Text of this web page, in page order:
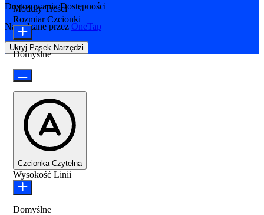
Dostosowania Dostępności
Napędzane przez OneTap
Ukryj Pasek Narzędzi
Moduły Treści
Rozmiar Czcionki
Domyślne
Czcionka Czytelna
Wysokość Linii
Domyślne